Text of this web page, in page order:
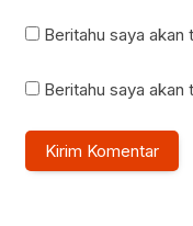
Beritahu saya akan
Beritahu saya akan